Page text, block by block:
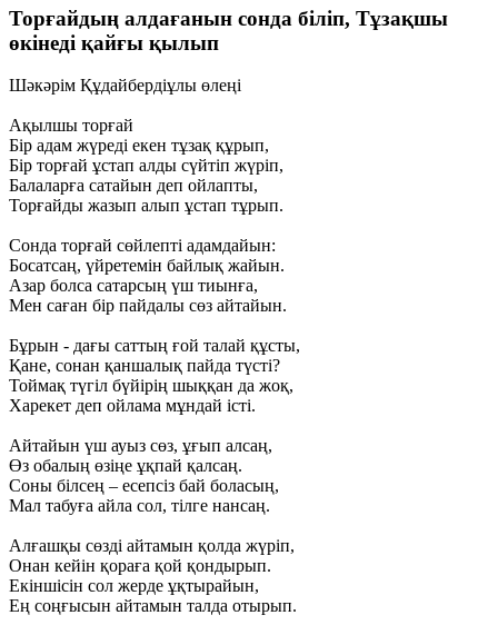
Торғайдың алдағанын сонда біліп, Тұзақшы
өкінеді қайғы қылып
Шәкәрім Құдайбердіұлы өлеңі
Ақылшы торғай
Бір адам жүреді екен тұзақ құрып,
Бір торғай ұстап алды сүйтіп жүріп,
Балаларға сатайын деп ойлапты,
Торғайды жазып алып ұстап тұрып.
Сонда торғай сөйлепті адамдайын:
Босатсаң, үйретемін байлық жайын.
Азар болса сатарсың үш тиынға,
Мен саған бір пайдалы сөз айтайын.
Бұрын - дағы саттың ғой талай құсты,
Қане, сонан қаншалық пайда түсті?
Тоймақ түгіл бүйірің шыққан да жоқ,
Харекет деп ойлама мұндай істі.
Айтайын үш ауыз сөз, ұғып алсаң,
Өз обалың өзіңе ұқпай қалсаң.
Соны білсең – есепсіз бай боласың,
Мал табуға айла сол, тілге нансаң.
Алғашқы сөзді айтамын қолда жүріп,
Онан кейін қораға қой қондырып.
Екіншісін сол жерде ұқтырайын,
Ең соңғысын айтамын талда отырып.